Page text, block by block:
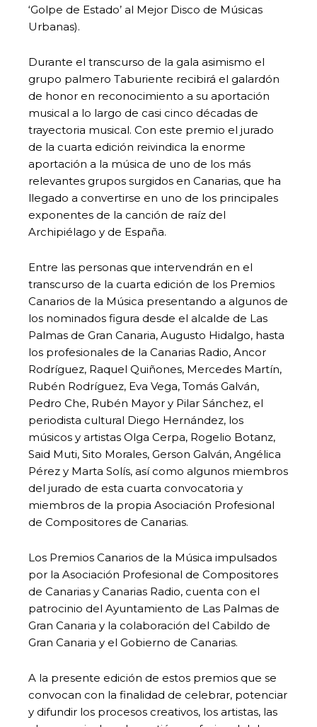
‘Golpe de Estado’ al Mejor Disco de Músicas
Urbanas).
Durante el transcurso de la gala asimismo el
grupo palmero Taburiente recibirá el galardón
de honor en reconocimiento a su aportación
musical a lo largo de casi cinco décadas de
trayectoria musical. Con este premio el jurado
de la cuarta edición reivindica la enorme
aportación a la música de uno de los más
relevantes grupos surgidos en Canarias, que ha
llegado a convertirse en uno de los principales
exponentes de la canción de raíz del
Archipiélago y de España.
Entre las personas que intervendrán en el
transcurso de la cuarta edición de los Premios
Canarios de la Música presentando a algunos de
los nominados figura desde el alcalde de Las
Palmas de Gran Canaria, Augusto Hidalgo, hasta
los profesionales de la Canarias Radio, Ancor
Rodríguez, Raquel Quiñones, Mercedes Martín,
Rubén Rodríguez, Eva Vega, Tomás Galván,
Pedro Che, Rubén Mayor y Pilar Sánchez, el
periodista cultural Diego Hernández, los
músicos y artistas Olga Cerpa, Rogelio Botanz,
Said Muti, Sito Morales, Gerson Galván, Angélica
Pérez y Marta Solís, así como algunos miembros
del jurado de esta cuarta convocatoria y
miembros de la propia Asociación Profesional
de Compositores de Canarias.
Los Premios Canarios de la Música impulsados
por la Asociación Profesional de Compositores
de Canarias y Canarias Radio, cuenta con el
patrocinio del Ayuntamiento de Las Palmas de
Gran Canaria y la colaboración del Cabildo de
Gran Canaria y el Gobierno de Canarias.
A la presente edición de estos premios que se
convocan con la finalidad de celebrar, potenciar
y difundir los procesos creativos, los artistas, las